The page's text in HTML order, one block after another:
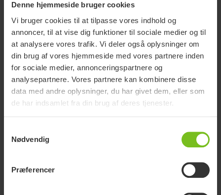
Denne hjemmeside bruger cookies
Vi bruger cookies til at tilpasse vores indhold og
annoncer, til at vise dig funktioner til sociale medier og til
at analysere vores trafik. Vi deler også oplysninger om
din brug af vores hjemmeside med vores partnere inden
for sociale medier, annonceringspartnere og
analysepartnere. Vores partnere kan kombinere disse
data med andre oplysninger, du har givet dem, eller som
de har indsamlet fra din brug af deres tjenester.
Nødvendig
Præferencer
Viden om bariatri
Her kan du finde ekstra viden om vores hjælpemidler til
bariatriske patienter.